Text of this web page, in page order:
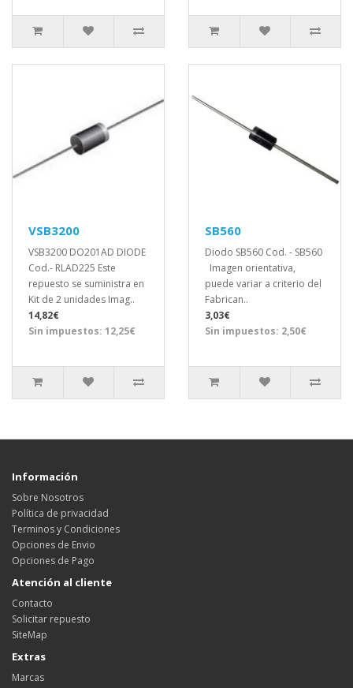
VSB3200
VSB3200 DO201AD DIODE
Cod.- RLAD225 Este
repuesto se suministra en
Kit de 2 unidades Imag..
14,82€
Sin impuestos: 12,25€
SB560
Diodo SB560 Cod. - SB560
Imagen orientativa,
puede variar a criterio del
Fabrican..
3,03€
Sin impuestos: 2,50€
Información
Sobre Nosotros
Política de privacidad
Terminos y Condiciones
Opciones de Envio
Opciones de Pago
Atención al cliente
Contacto
Solicitar repuesto
SiteMap
Extras
Marcas